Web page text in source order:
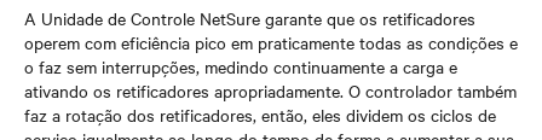
A Unidade de Controle NetSure garante que os retificadores
operem com eficiência pico em praticamente todas as condições e
o faz sem interrupções, medindo continuamente a carga e
ativando os retificadores apropriadamente. O controlador também
faz a rotação dos retificadores, então, eles dividem os ciclos de